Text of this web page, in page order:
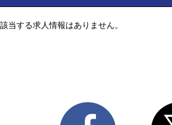
該当する求人情報はありません。